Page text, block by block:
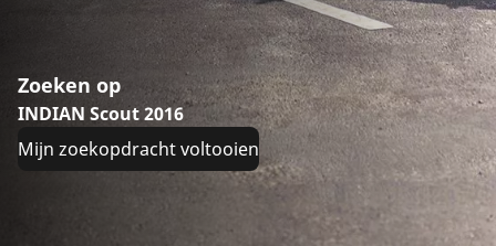
Zoeken op
INDIAN Scout 2016
Mijn zoekopdracht voltooien